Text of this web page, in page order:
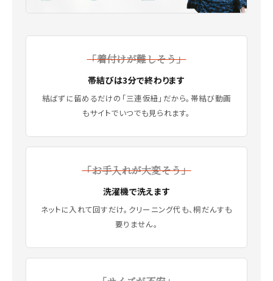
「着付けが難しそう」
帯結びは3分で終わります
結ばずに留めるだけの「三連仮紐」だから。帯結び動画
もサイトでいつでも見られます。
「お手入れが大変そう」
洗濯機で洗えます
ネットに入れて回すだけ。クリーニング代も、桐だんすも
要りません。